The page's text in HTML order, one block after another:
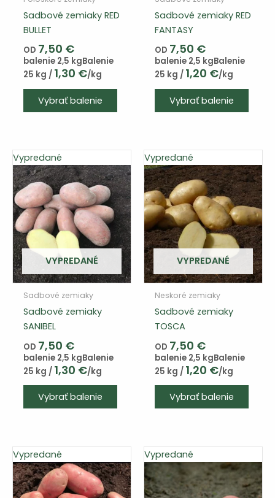
Sadbové zemiaky RED
BULLET
OD 7,50 €
balenie 2,5 kgBalenie
25 kg / 1,30 €/kg
Vybrať balenie
Sadbové zemiaky RED
FANTASY
OD 7,50 €
balenie 2,5 kgBalenie
25 kg / 1,20 €/kg
Vybrať balenie
Vypredané
VYPREDANÉ
Sadbové zemiaky
Sadbové zemiaky
SANIBEL
OD 7,50 €
balenie 2,5 kgBalenie
25 kg / 1,30 €/kg
Vybrať balenie
Tento
variantov.
Varianty
si
môžete
Vypredané
VYPREDANÉ
Neskoré zemiaky
Sadbové zemiaky
TOSCA
OD 7,50 €
balenie 2,5 kgBalenie
25 kg / 1,20 €/kg
Vybrať balenie
Vypredané Vypredané